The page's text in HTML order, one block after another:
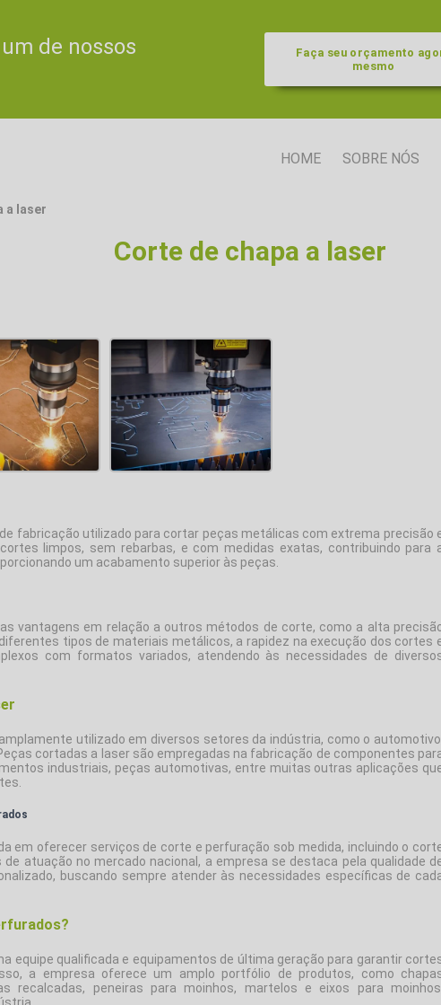
de nossos
Faça seu orçamento
mesmo
HOME SOBRE NÓS
a laser
Corte de chapa a laser
fabricação utilizado para cortar peças metálicas com extrema precisão
limpos, sem rebarbas, e com medidas exatas, contribuindo para
um acabamento superior às peças.
vantagens em relação a outros métodos de corte, como a alta
tipos de materiais metálicos, a rapidez na execução dos cortes
com formatos variados, atendendo às necessidades de
utilizado em diversos setores da indústria, como o
cortadas a laser são empregadas na fabricação de componentes
industriais, peças automotivas, entre muitas outras aplicações
em oferecer serviços de corte e perfuração sob medida, incluindo o
atuação no mercado nacional, a empresa se destaca pela qualidade
buscando sempre atender às necessidades específicas de
equipe qualificada e equipamentos de última geração para garantir
a empresa oferece um amplo portfólio de produtos, como
recalcadas, peneiras para moinhos, martelos e eixos para